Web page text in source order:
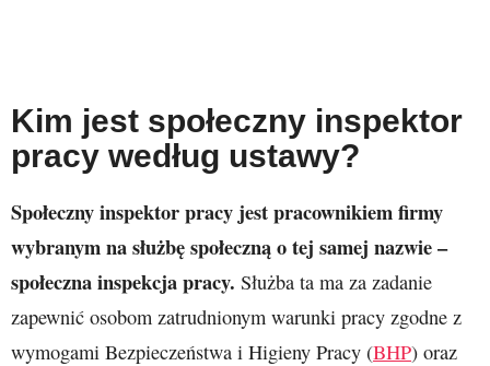
Kim jest społeczny inspektor
pracy według ustawy?
Społeczny inspektor pracy jest pracownikiem firmy
wybranym na służbę społeczną o tej samej nazwie –
społeczna inspekcja pracy. Służba ta ma za zadanie
zapewnić osobom zatrudnionym warunki pracy zgodne z
wymogami Bezpieczeństwa i Higieny Pracy (BHP) oraz